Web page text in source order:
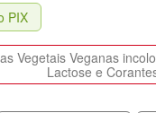
PIX
Vegetais Veganas
Lactose e